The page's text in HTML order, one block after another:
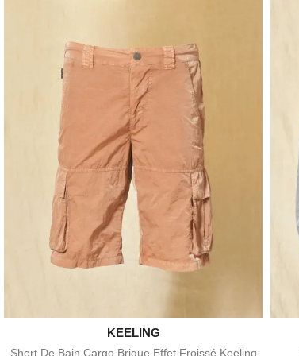
Aperçu rapide
KEELING
Short De Bain Cargo Brique Effet Froissé Keeling